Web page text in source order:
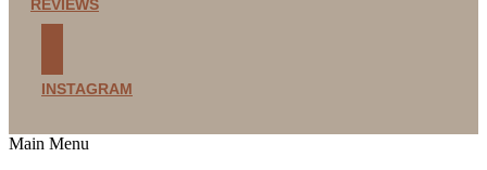
REVIEWS
INSTAGRAM
Main Menu